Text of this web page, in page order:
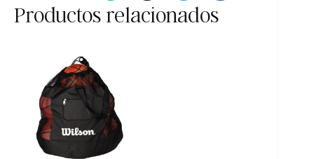
Productos relacionados